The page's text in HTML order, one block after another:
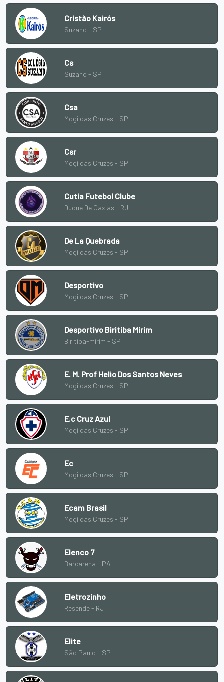
Cristão Kairós
Suzano - SP
Cs
Suzano - SP
Csa
Mogi das Cruzes - SP
Csr
Mogi das Cruzes - SP
Cutia Futebol Clube
Duque De Caxias - RJ
De La Quebrada
Mogi das Cruzes - SP
Desportivo
Mogi das Cruzes - SP
Desportivo Biritiba Mirim
Biritiba-mirim - SP
E. M. Prof Helio Dos Santos Neves
Mogi das Cruzes - SP
E.c Cruz Azul
Mogi das Cruzes - SP
Ec
Mogi das Cruzes - SP
Ecam Brasil
Mogi das Cruzes - SP
Elenco 7
Barcarena - PA
Eletrozinho
Resende - RJ
Elite
São Paulo - SP